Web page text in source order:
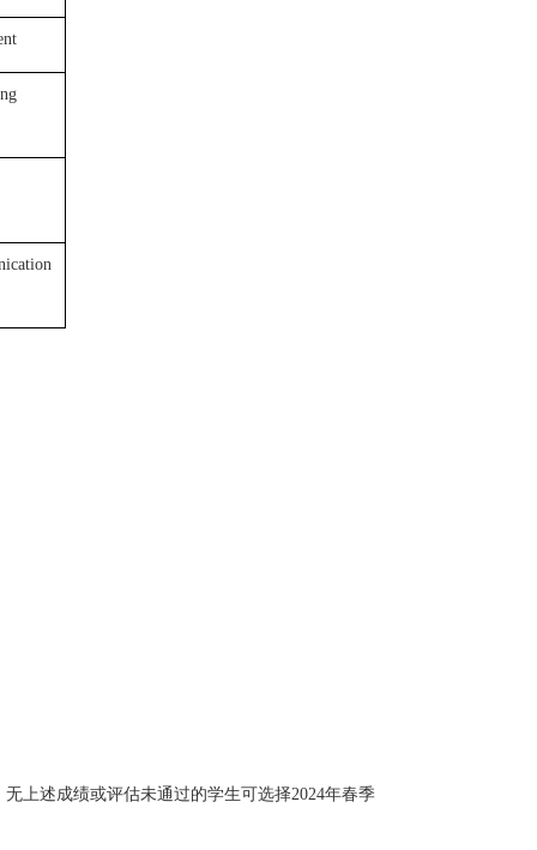
无上述成绩或评估未通过的学生可选择2024年春季